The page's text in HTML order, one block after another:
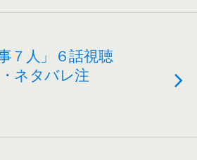
７人」６話視聴
ネタバレ注